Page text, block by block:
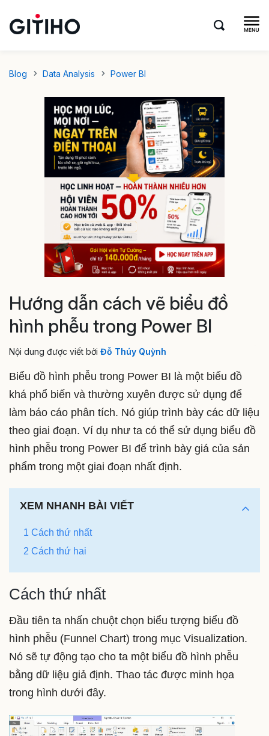
Blog Data Analysis Power BI
Hướng dẫn cách vẽ biểu đồ
hình phễu trong Power BI
Nội dung được viết bởi Đỗ Thúy Quỳnh
Biểu đồ hình phễu trong Power BI là một biểu đồ
khá phổ biến và thường xuyên được sử dụng để
làm báo cáo phân tích. Nó giúp trình bày các dữ liệu
theo giai đoạn. Ví dụ như ta có thể sử dụng biểu đồ
hình phễu trong Power BI để trình bày giá của sản
phẩm trong một giai đoạn nhất định.
XEM NHANH BÀI VIẾT
1 Cách thứ nhất
2 Cách thứ hai
Cách thứ nhất
Đầu tiên ta nhấn chuột chọn biểu tượng biểu đồ
hình phễu (Funnel Chart) trong mục Visualization.
Nó sẽ tự động tạo cho ta một biểu đồ hình phễu
bằng dữ liệu giả định. Thao tác được minh họa
trong hình dưới đây.